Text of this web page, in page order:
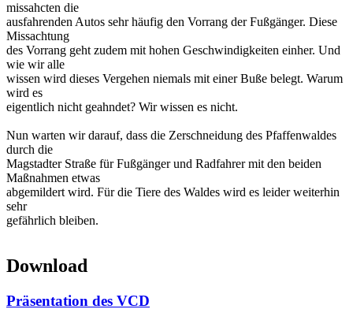
missahcten die
ausfahrenden Autos sehr häufig den Vorrang der Fußgänger. Diese
Missachtung
des Vorrang geht zudem mit hohen Geschwindigkeiten einher. Und
wie wir alle
wissen wird dieses Vergehen niemals mit einer Buße belegt. Warum
wird es
eigentlich nicht geahndet? Wir wissen es nicht.
Nun warten wir darauf, dass die Zerschneidung des Pfaffenwaldes
durch die
Magstadter Straße für Fußgänger und Radfahrer mit den beiden
Maßnahmen etwas
abgemildert wird. Für die Tiere des Waldes wird es leider weiterhin
sehr
gefährlich bleiben.
Download
Präsentation des VCD